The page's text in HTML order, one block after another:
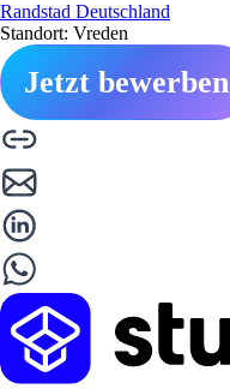
Randstad Deutschland
Standort: Vreden
Jetzt bewerben